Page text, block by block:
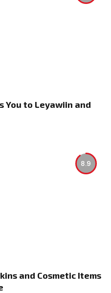
You to Leyawiin and
8.9
and Cosmetic Items